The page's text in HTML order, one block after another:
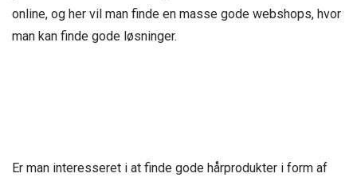
online, og her vil man finde en masse gode webshops, hvor
man kan finde gode løsninger.
Er man interesseret i at finde gode hårprodukter i form af